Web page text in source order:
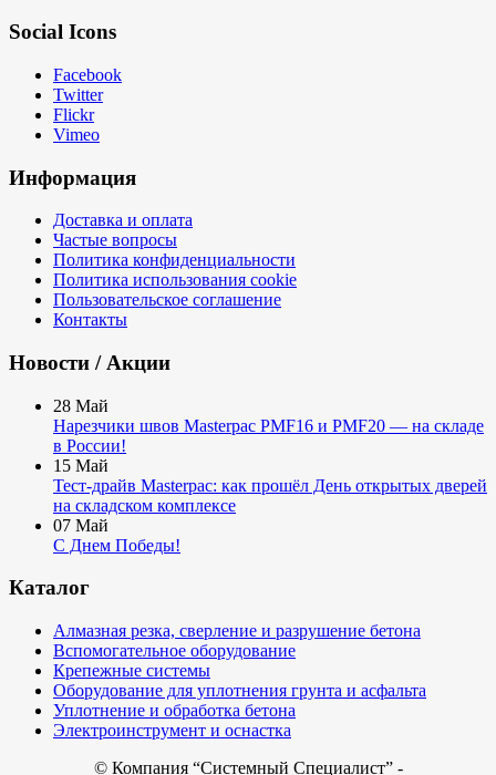
Social Icons
Facebook
Twitter
Flickr
Vimeo
Информация
Доставка и оплата
Частые вопросы
Политика конфиденциальности
Политика использования cookie
Пользовательское соглашение
Контакты
Новости / Акции
28 Май
Нарезчики швов Masterpac PMF16 и PMF20 — на складе
в России!
15 Май
Тест-драйв Masterpac: как прошёл День открытых дверей
на складском комплексе
07 Май
С Днем Победы!
Каталог
Алмазная резка, сверление и разрушение бетона
Вспомогательное оборудование
Крепежные системы
Оборудование для уплотнения грунта и асфальта
Уплотнение и обработка бетона
Электроинструмент и оснастка
© Компания “Системный Специалист” -